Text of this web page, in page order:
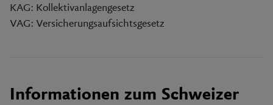
KAG: Kollektivanlagengesetz
VAG: Versicherungsaufsichtsgesetz
Informationen zum Schweizer